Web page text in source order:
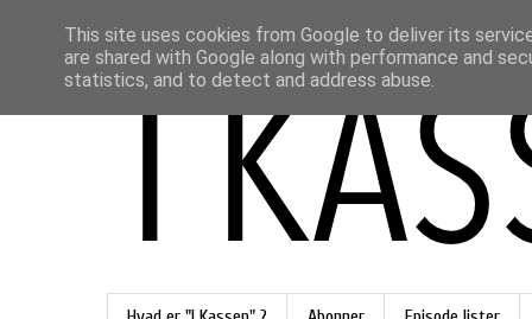
This site uses cookies from Google to deliver its
are shared with Google along with performance and
statistics, and to detect and address abuse.